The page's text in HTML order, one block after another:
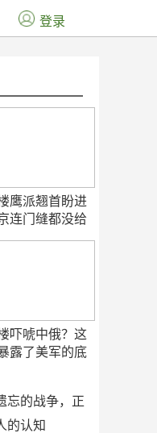
鹰派翘首盼进
连门缝都没给
吓唬中俄？这
露了美军的底
忘的战争，正
的认知
登录